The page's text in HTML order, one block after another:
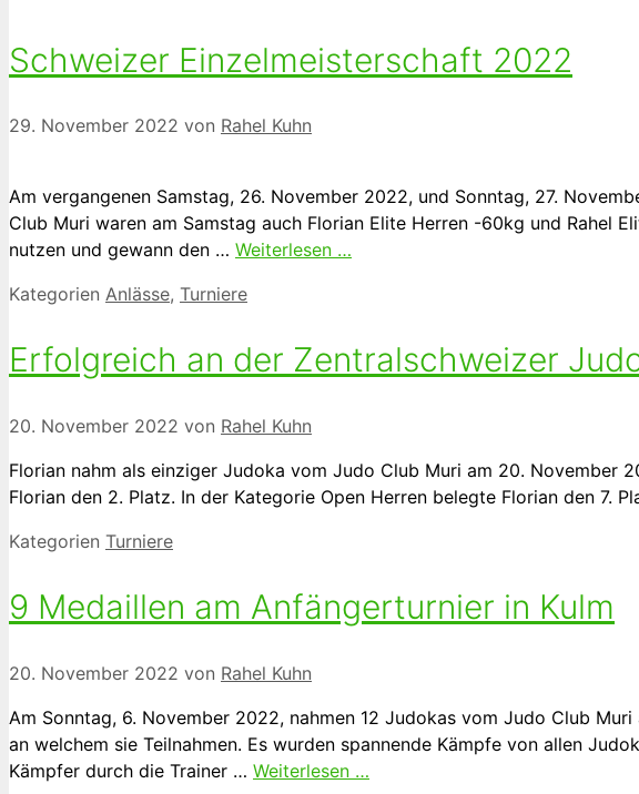
Schweizer Einzelmeisterschaft 2022
29. November 2022 von Rahel Kuhn
Am vergangenen Samstag, 26. November 2022, und Sonntag, 27.
Club Muri waren am Samstag auch Florian Elite Herren -60kg und Rahel
nutzen und gewann den … Weiterlesen …
Kategorien Anlässe, Turniere
Erfolgreich an der Zentralschweizer
20. November 2022 von Rahel Kuhn
Florian nahm als einziger Judoka vom Judo Club Muri am 20.
Florian den 2. Platz. In der Kategorie Open Herren belegte Florian den 7.
Kategorien Turniere
9 Medaillen am Anfängerturnier in Kulm
20. November 2022 von Rahel Kuhn
Am Sonntag, 6. November 2022, nahmen 12 Judokas vom Judo Club
an welchem sie Teilnahmen. Es wurden spannende Kämpfe von allen
Kämpfer durch die Trainer … Weiterlesen …